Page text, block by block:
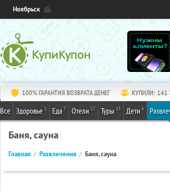
Ноябрьск
100% ГАРАНТИЯ ВОЗВРАТА ДЕНЕГ КУПИЛИ: 141
Все Здоровье 1 Еда 7 Отели 17 Туры 13 Дети 6
Баня, сауна
Главная Развлечения Баня, сауна